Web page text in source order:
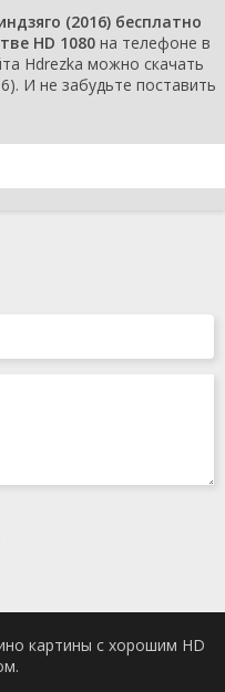
(2016) бесплатно
HD 1080 на телефоне в
Hdrezka можно скачать
И не забудьте поставить
картины с хорошим HD